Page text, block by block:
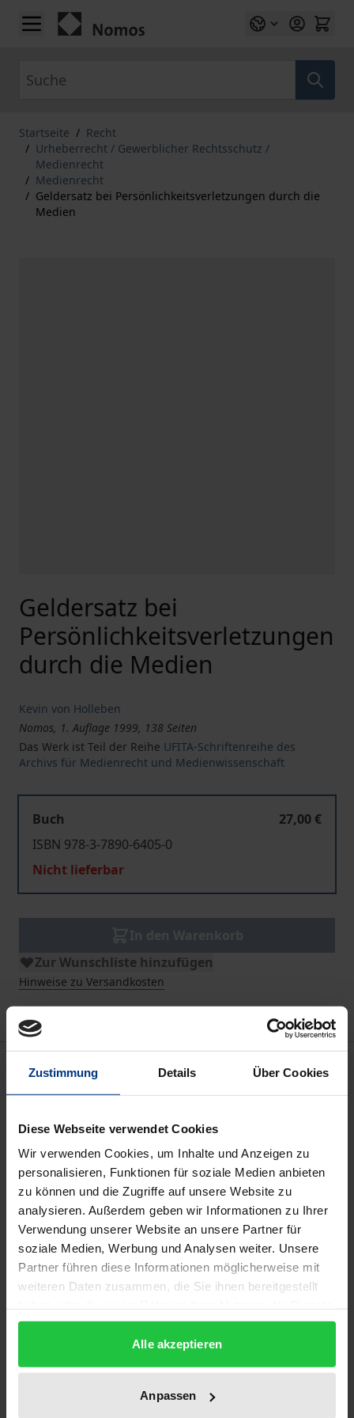
Zustimmung Details Über Cookies
Diese Webseite verwendet Cookies
Wir verwenden Cookies, um Inhalte und Anzeigen zu
personalisieren, Funktionen für soziale Medien anbieten
zu können und die Zugriffe auf unsere Website zu
analysieren. Außerdem geben wir Informationen zu Ihrer
Verwendung unserer Website an unsere Partner für
soziale Medien, Werbung und Analysen weiter. Unsere
Partner führen diese Informationen möglicherweise mit
weiteren Daten zusammen, die Sie ihnen bereitgestellt
gesammelt haben.
Alle akzeptieren
Anpassen
Zum Inhalt springen
Startseite / Recht
/ Urheberrecht / Gewerblicher Rechtsschutz /
Medienrecht
/ Medienrecht
/ Geldersatz bei Persönlichkeitsverletzungen durch die
Medien
Geldersatz bei
Persönlichkeitsverletzungen
durch die Medien
Kevin von Holleben
Nomos, 1. Auflage 1999, 138 Seiten
Das Werk ist Teil der Reihe UFITA-Schriftenreihe des
Archivs für Medienrecht und Medienwissenschaft
Buch
27,00 €
ISBN 978-3-7890-6405-0
Nicht lieferbar
Zur Wunschliste hinzufügen
Hinweise zu Versandkosten
Medienmarkt sowie die ausschließlich kommerzielle
Ausrichtung vieler Medienprodukte sind
Hauptursachen für die Zunahme gravierender
Persönlichkeitsverletzungen. Die durch die
Rechtsprechung geprägte gegenwärtige Rechtslage
ist unbefriedigend. Die gewährte
Geldentschädigung für immaterielle Schäden beläßt
den Medienunternehmen trotz Betonung der
Persönlichkeitsschutzes mit den vorhandenen
zivilrechtlichen Mitteln entscheidend verbessern?
Der Autor erarbeitet ein Konzept, das die Erkenntnis